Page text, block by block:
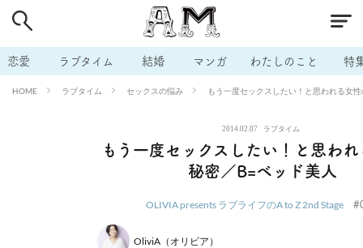
恋愛 ラブタイム 結婚 マンガ わたしのこと 特
HOME ラブタイム セックスの悩み もう一度セックスしたい！と思われる女
2014.02.07 ラブタイム
もう一度セックスしたい！と思わ
秘密／B=ベッド美人
OLIVIA presents ラブライフのA to Z 2nd Stage
OliviA（オリビア）
# 男の本音 # セフレ # 不倫
# 出会う方法 # マッチングアプリ # ラブグッズ # 体の相